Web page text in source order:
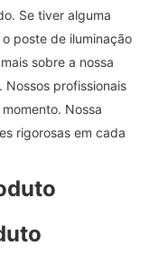
Se tiver alguma
poste de iluminação
sobre a nossa
profissionais
Nossa
rigorosas em cada